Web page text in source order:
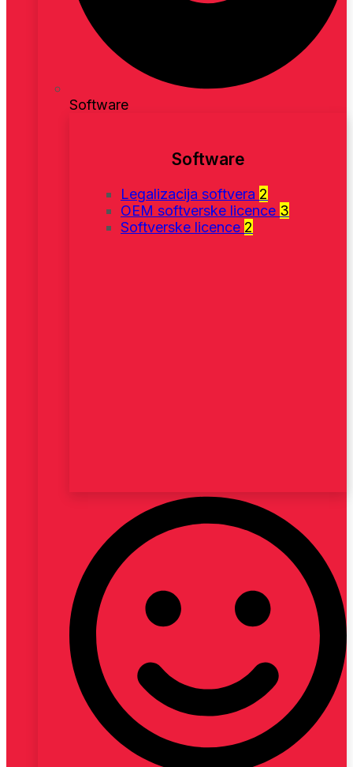
Software
Software
Legalizacija softvera 2
OEM softverske licence 3
Softverske licence 2